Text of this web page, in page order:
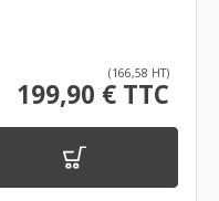
(166,58 HT)
199,90 € TTC